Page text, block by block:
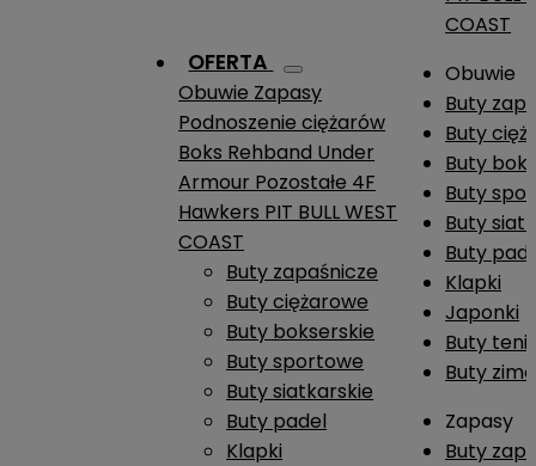
OFERTA
Obuwie Zapasy
Podnoszenie ciężarów
Boks Rehband Under
Armour Pozostałe 4F
Hawkers PIT BULL WEST
COAST
Buty zapaśnicze
Buty ciężarowe
Buty bokserskie
Buty sportowe
Buty siatkarskie
Buty padel
Klapki
COAST
Obuwie
Buty
Buty
Buty
Buty
Buty
Buty
Klapki
Japonki
Buty
Buty
Zapasy
Buty